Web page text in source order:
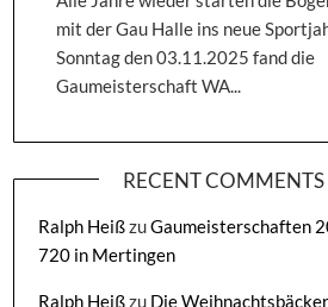
mit der Gau Halle ins neue
Sonntag den 03.11.2025 fand die
Gaumeisterschaft WA...
RECENT COMMENTS
Ralph HeißzuGaumeisterschaften
720 in Mertingen
Ralph Heißzu Die